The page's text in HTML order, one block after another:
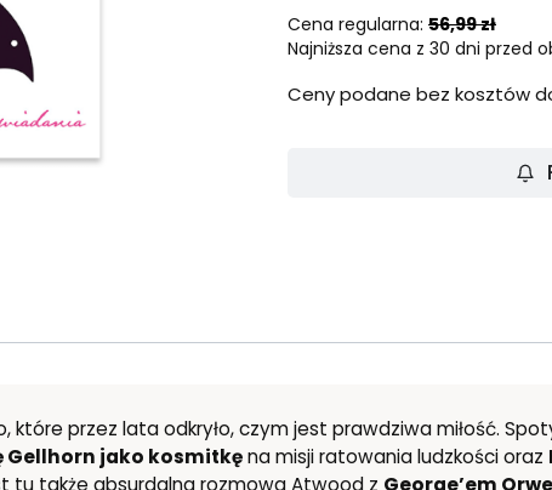
Cena regularna: 56,99 zł
Najniższa cena z 30 dni przed
Ceny podane bez kosztów
które przez lata odkryło, czym jest prawdziwa miłość.
Gellhorn jako kosmitkęna misji ratowania ludzkości oraz
tu także absurdalna rozmowa Atwood z George’em